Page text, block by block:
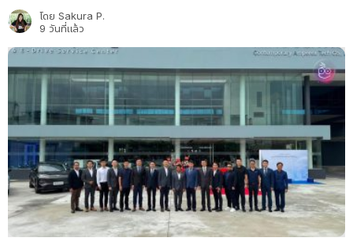
โดย Sakura P.
9 วันที่แล้ว